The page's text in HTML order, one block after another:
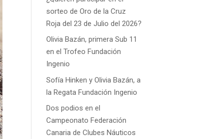
sorteo de Oro de la Cruz
Roja del 23 de Julio del 2026?
Olivia Bazán, primera Sub 11
en el Trofeo Fundación
Ingenio
Sofía Hinken y Olivia Bazán, a
la Regata Fundación Ingenio
Dos podios en el
Campeonato Federación
Canaria de Clubes Náuticos